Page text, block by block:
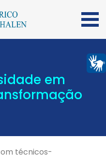
em
técnicos-